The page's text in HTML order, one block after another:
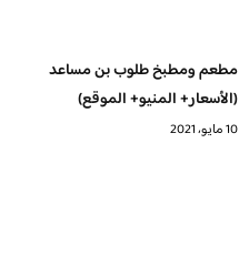
مطعم ومطبخ طلوب بن مساعد
(الأسعار+ المنيو+ الموقع)
10 مايو، 2021